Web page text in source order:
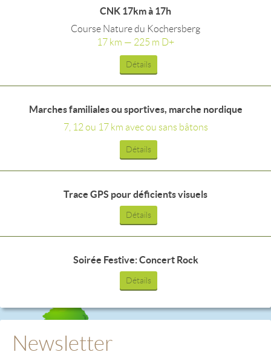
CNK 17km à 17h
Course Nature du Kochersberg
17 km — 225 m D+
Détails
Marches familiales ou sportives, marche nordique
7, 12 ou 17 km avec ou sans bâtons
Détails
Trace GPS pour déficients visuels
Détails
Soirée Festive: Concert Rock
Détails
Newsletter